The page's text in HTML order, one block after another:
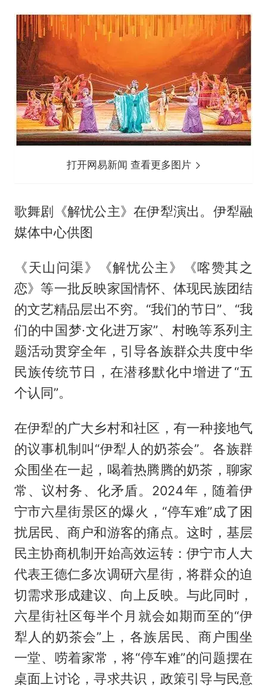
打开网易新闻 查看更多图片
歌舞剧《解忧公主》在伊犁演出。伊犁融
媒体中心供图
《天山问渠》《解忧公主》《喀赞其之
恋》等一批反映家国情怀、体现民族团结
的文艺精品层出不穷。“我们的节日”、“我
们的中国梦·文化进万家”、村晚等系列主
题活动贯穿全年，引导各族群众共度中华
民族传统节日，在潜移默化中增进了“五
个认同”。
在伊犁的广大乡村和社区，有一种接地气
的议事机制叫“伊犁人的奶茶会”。各族群
众围坐在一起，喝着热腾腾的奶茶，聊家
常、议村务、化矛盾。2024年，随着伊
宁市六星街景区的爆火，“停车难”成了困
扰居民、商户和游客的痛点。这时，基层
民主协商机制开始高效运转：伊宁市人大
代表王德仁多次调研六星街，将群众的迫
切需求形成建议、向上反映。与此同时，
六星街社区每半个月就会如期而至的“伊
犁人的奶茶会”上，各族居民、商户围坐
一堂、唠着家常，将“停车难”的问题摆在
桌面上讨论，寻求共识，政策引导与民意